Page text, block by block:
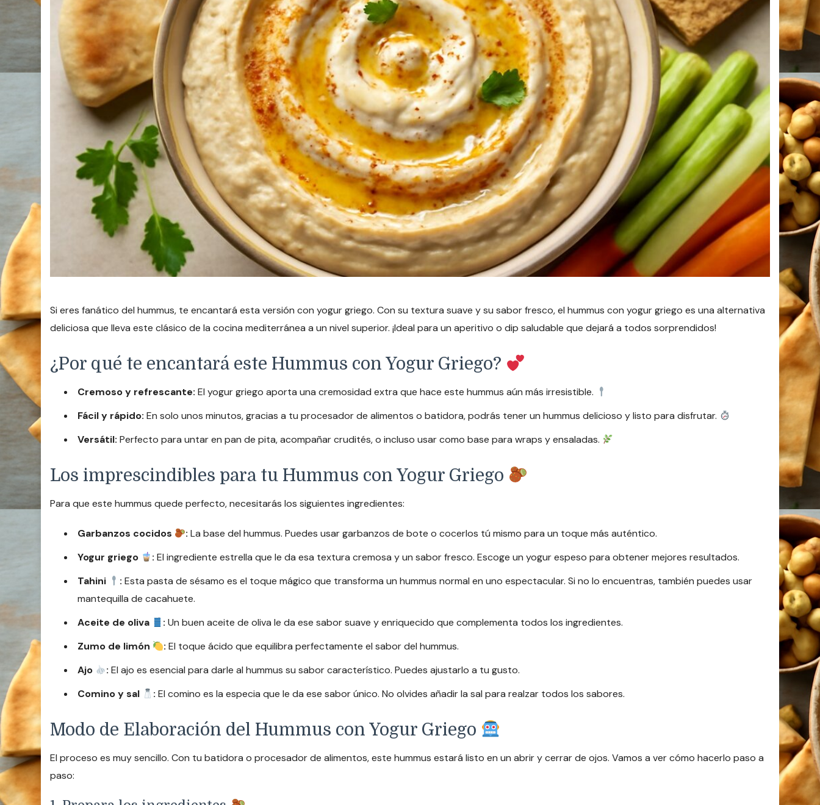
Si eres fanático del hummus, te encantará esta versión con yogur griego. Con su textura suave y su sabor fresco, el hummus con yogur griego es una alternativa
deliciosa que lleva este clásico de la cocina mediterránea a un nivel superior. ¡Ideal para un aperitivo o dip saludable que dejará a todos sorprendidos!
¿Por qué te encantará este Hummus con Yogur Griego?
Cremoso y refrescante: El yogur griego aporta una cremosidad extra que hace este hummus aún más irresistible.
Fácil y rápido: En solo unos minutos, gracias a tu procesador de alimentos o batidora, podrás tener un hummus delicioso y listo para disfrutar.
Versátil: Perfecto para untar en pan de pita, acompañar crudités, o incluso usar como base para wraps y ensaladas.
Los imprescindibles para tu Hummus con Yogur Griego
Para que este hummus quede perfecto, necesitarás los siguientes ingredientes:
Garbanzos cocidos : La base del hummus. Puedes usar garbanzos de bote o cocerlos tú mismo para un toque más auténtico.
Yogur griego
: El ingrediente estrella que le da esa textura cremosa y un sabor fresco. Escoge un yogur espeso para obtener mejores resultados.
Tahini
: Esta pasta de sésamo es el toque mágico que transforma un hummus normal en uno espectacular. Si no lo encuentras, también puedes usar
mantequilla de cacahuete.
Aceite de oliva
: Un buen aceite de oliva le da ese sabor suave y enriquecido que complementa todos los ingredientes.
Zumo de limón
: El toque ácido que equilibra perfectamente el sabor del hummus.
Ajo
: El ajo es esencial para darle al hummus su sabor característico. Puedes ajustarlo a tu gusto.
Comino y sal
: El comino es la especia que le da ese sabor único. No olvides añadir la sal para realzar todos los sabores.
Modo de Elaboración del Hummus con Yogur Griego
El proceso es muy sencillo. Con tu batidora o procesador de alimentos, este hummus estará listo en un abrir y cerrar de ojos. Vamos a ver cómo hacerlo paso a
paso: